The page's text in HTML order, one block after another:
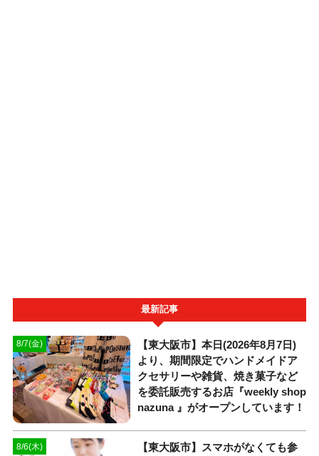
最新記事
8/7(金)
【東大阪市】本日(2026年8月7日)
より、期間限定でハンドメイドア
クセサリーや雑貨、焼き菓子など
を委託販売するお店『weekly shop
nazuna 』がオープンしています！
8/6(木)
【東大阪市】スマホがなくても参